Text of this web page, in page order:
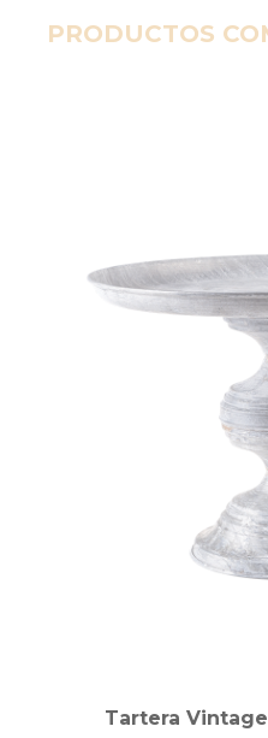
PRODUCTOS
Tartera